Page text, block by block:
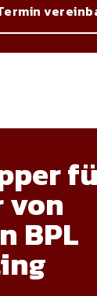
von
BPL